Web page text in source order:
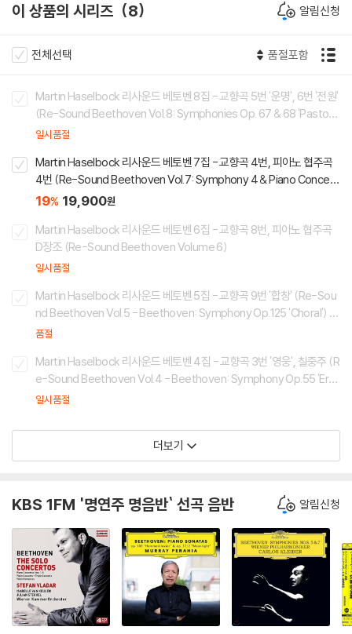
이 상품의 시리즈 8 알림신청
전체선택 품절포함
Martin Haselbock 리사운드 베토벤 8집 - 교향곡 5번 '운명', 6번 '전원'
(Re-Sound Beethoven Vol.8: Symphonies Op. 67 & 68 'Pastora
l')
일시품절
Martin Haselbock 리사운드 베토벤 7집 - 교향곡 4번, 피아노 협주곡
4번 (Re-Sound Beethoven Vol.7: Symphony 4 & Piano Concert
o 4)
19% 19,900원
Martin Haselbock 리사운드 베토벤 6집 - 교향곡 8번, 피아노 협주곡
D장조 (Re-Sound Beethoven Volume 6)
일시품절
Martin Haselbock 리사운드 베토벤 5집 - 교향곡 9번 '합창' (Re-Sou
nd Beethoven Vol.5 - Beethoven: Symphony Op.125 'Choral') 마
르틴 하젤뵈크, 빈 아카데미 오케스트라
품절
Martin Haselbock 리사운드 베토벤 4집 - 교향곡 3번 '영웅', 칠중주 (R
e-Sound Beethoven Vol.4 - Beethoven: Symphony Op.55 'Eroi
ca', Septet Op.20) 마르틴 하젤뵈크, 빈 아카데미 오케스트라
일시품절
더보기
KBS 1FM '명연주 명음반` 선곡 음반 알림신청